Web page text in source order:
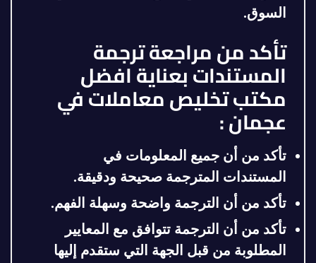
السوق.
تأكد من مراجعة ترجمة
المستندات بعناية افضل
مكتب تخليص معاملات في
عجمان :
تأكد من أن جميع المعلومات في
المستندات المترجمة صحيحة ودقيقة.
تأكد من أن الترجمة واضحة وسهلة الفهم.
تأكد من أن الترجمة تتوافق مع المعايير
المطلوبة من قبل الجهة التي ستقدم إليها